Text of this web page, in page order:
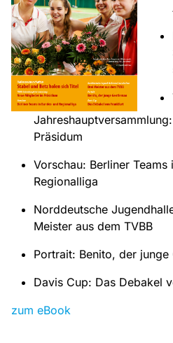
Präsidum
Vorschau: Berliner Teams
Regionalliga
Norddeutsche
Meister aus dem TVBB
Portrait: Benito, der junge
Davis Cup: Das Debakel
zum eBook